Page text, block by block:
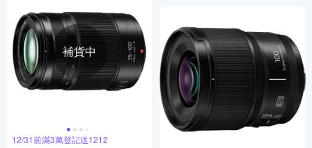
補貨中
12/31前滿3萬登記送1212